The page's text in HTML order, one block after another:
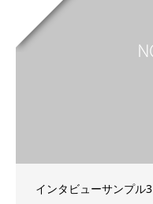
インタビューサンプル3